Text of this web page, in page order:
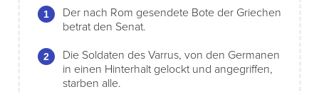
Der nach Rom gesendete Bote der Griechen
betrat den Senat.
Die Soldaten des Varrus, von den Germanen
in einen Hinterhalt gelockt und angegriffen,
starben alle.